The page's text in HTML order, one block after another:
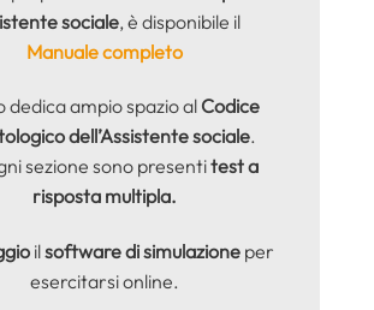
sociale, è disponibile il
Manuale completo
dedica ampio spazio al Codice
dell’Assistente sociale.
sezione sono presentitest a
risposta multipla.
ilsoftware di simulazioneper
esercitarsi online.